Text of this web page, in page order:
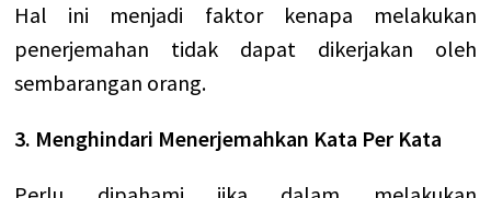
Hal ini menjadi faktor kenapa melakukan
penerjemahan tidak dapat dikerjakan oleh
sembarangan orang.
3. Menghindari Menerjemahkan Kata Per Kata